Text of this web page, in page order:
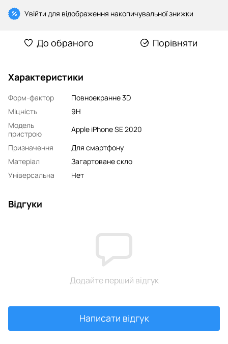
% Увійти для відображення накопичувальної знижки
До обраного Порівняти
Характеристики
Форм-фактор
Повноекранне 3D
Міцність
9H
Модель
пристрою
Apple iPhone SE 2020
Призначення
Для смартфону
Матеріал
Загартоване скло
Універсальна
Нет
Відгуки
Додайте перший відгук
Написати відгук